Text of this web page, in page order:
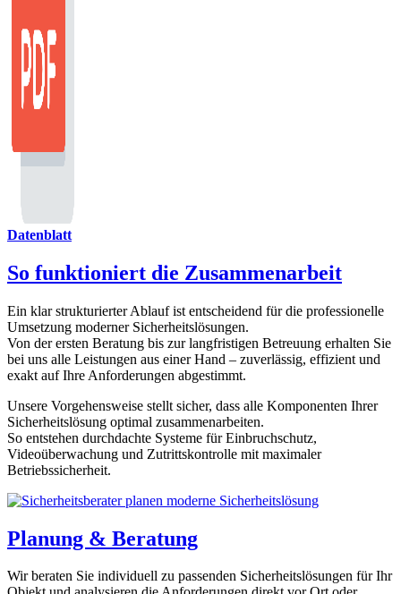
Datenblatt
So funktioniert die Zusammenarbeit
Ein klar strukturierter Ablauf ist entscheidend für die professionelle
Umsetzung moderner Sicherheitslösungen.
Von der ersten Beratung bis zur langfristigen Betreuung erhalten Sie
bei uns alle Leistungen aus einer Hand – zuverlässig, effizient und
exakt auf Ihre Anforderungen abgestimmt.
Unsere Vorgehensweise stellt sicher, dass alle Komponenten Ihrer
Sicherheitslösung optimal zusammenarbeiten.
So entstehen durchdachte Systeme für Einbruchschutz,
Videoüberwachung und Zutrittskontrolle mit maximaler
Betriebssicherheit.
Planung & Beratung
Wir beraten Sie individuell zu passenden Sicherheitslösungen für Ihr